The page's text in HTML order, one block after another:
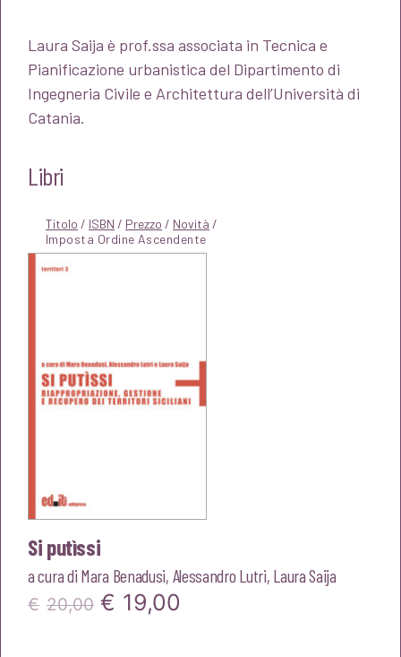
Laura Saija è prof.ssa associata in Tecnica e
Pianificazione urbanistica del Dipartimento di
Ingegneria Civile e Architettura dell’Università di
Catania.
Libri
Titolo / ISBN / Prezzo / Novità /
Si putìssi
a cura di Mara Benadusi, Alessandro Lutri, Laura Saija
€ 20,00 Il
€ 19,00